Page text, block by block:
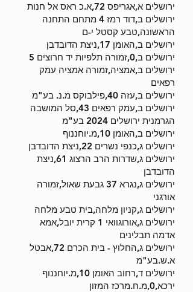
ירושלים א,אגריפס 72,א.כ ראס אל חנות
ירושלים ב,דוד רמז 4 מתחם התחנה
הראשונה,טבע קסטל י-ם
ירושלים ב,האומן 17,ניצת הדובדבן
ירושלים ב,0,זמורה תלפיות יד חרוצים 5
ירושלים ב,אמציה,זמורה אמציה עמק
רפאים
ירושלים ב,עזה 40,פילבוקס מ.נ. בע"מ
ירושלים ב,עמק רפאים 43,סל המושבה
הגרמנית ירושלים 2024 בע"מ
ירושלים ב,האומן 10,מ.יוחננוף
ירושלים ג,כנפי נשרים 22,ניצת הדובדבן
ירושלים ג,שדרות הרב הרצוג 61,ניצת
הדובדבן
ירושלים ג,נגרא 37 גבעת שאול,זמורה
אורגני
ירושלים ג,קניון מלחה,בית טבע מלחה
ירושלים ג,אורוגוואי 1 קרית יובל,אמא
אדמה תבלינים
ירושלים ג,החלוץ - בית הכרם 72,אבטל
א.ש.בע"מ
ירושלים ד,רחוב האומן 10,מ.יוחננוף
ירכא,0,מ.ח.מרכז המזון